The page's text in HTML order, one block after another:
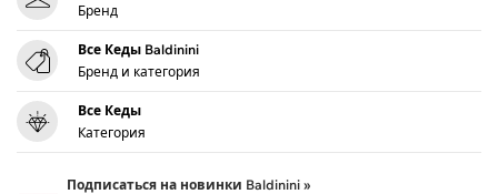
Бренд
Все Кеды Baldinini
Бренд и категория
Все Кеды
Категория
Подписаться на новинки Baldinini »